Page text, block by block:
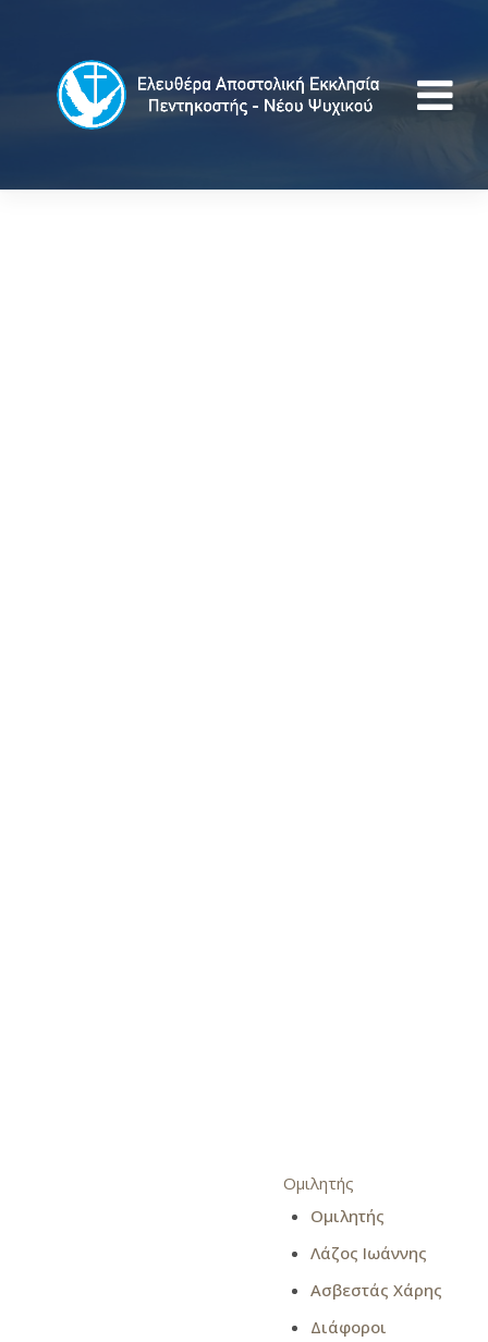
Ομιλητής
Ομιλητής
Λάζος Ιωάννης
Ασβεστάς Χάρης
Διάφοροι